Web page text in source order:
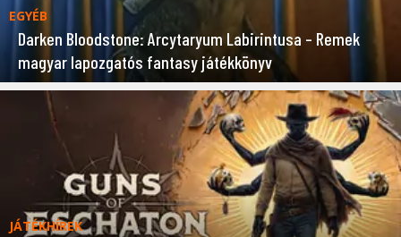
EGYÉB
Darken Bloodstone: Arcytaryum Labirintusa – Remek
magyar lapozgatós fantasy játékkönyv
JÁTÉKHÍREK